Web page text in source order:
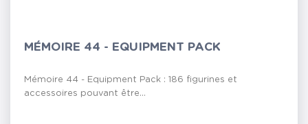
MÉMOIRE 44 - EQUIPMENT PACK
Mémoire 44 - Equipment Pack : 186 figurines et
accessoires pouvant être...